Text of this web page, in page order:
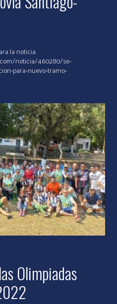
la noticia
noticia/460280/se-
para-nuevo-tramo-
Olimpiadas